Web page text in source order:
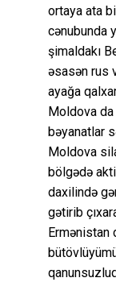
ortaya ata
cənubunda
şimaldakı
əsasən rus
ayağa
Moldova da
bəyanatlar
Moldova
bölgədə
daxilində
gətirib
Ermənistan